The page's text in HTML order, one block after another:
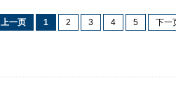
上一页 1 2 3 4 5 下一